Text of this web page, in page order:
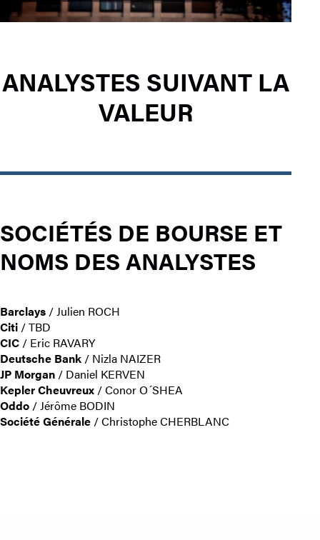
ANALYSTES SUIVANT LA
VALEUR
SOCIÉTÉS DE BOURSE ET
NOMS DES ANALYSTES
Barclays / Julien ROCH
Citi / TBD
CIC / Eric RAVARY
Deutsche Bank / Nizla NAIZER
JP Morgan / Daniel KERVEN
Kepler Cheuvreux / Conor O´SHEA
Oddo / Jérôme BODIN
Société Générale / Christophe CHERBLANC